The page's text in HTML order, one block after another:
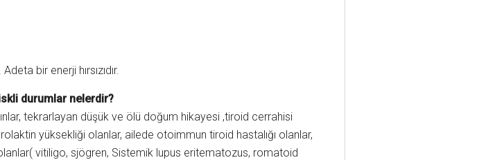
bir enerji hırsızıdır.
durumlar nelerdir?
tekrarlayan düşük ve ölü doğum hikayesi ,tiroid cerrahisi
yüksekliği olanlar, ailede otoimmun tiroid hastalığı olanlar,
vitiligo, sjögren, Sistemik lupus eritematozus, romatoid